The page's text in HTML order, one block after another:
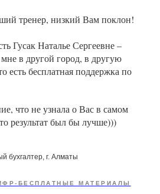
тренер, низкий Вам поклон!
Гусак Наталье Сергеевне –
в другой город, в другую
есть бесплатная поддержка по
что не узнала о Вас в самом
результат был бы лучше)))
бухгалтер, г. Алматы
БЕСПЛАТНЫЕ МАТЕРИАЛЫ